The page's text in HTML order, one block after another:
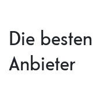
Die
Anbieter